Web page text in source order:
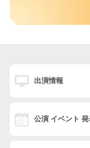
出演情報
公演 イベント